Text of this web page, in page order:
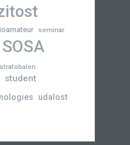
seminar
SOSA
stratobalon
student
udalost